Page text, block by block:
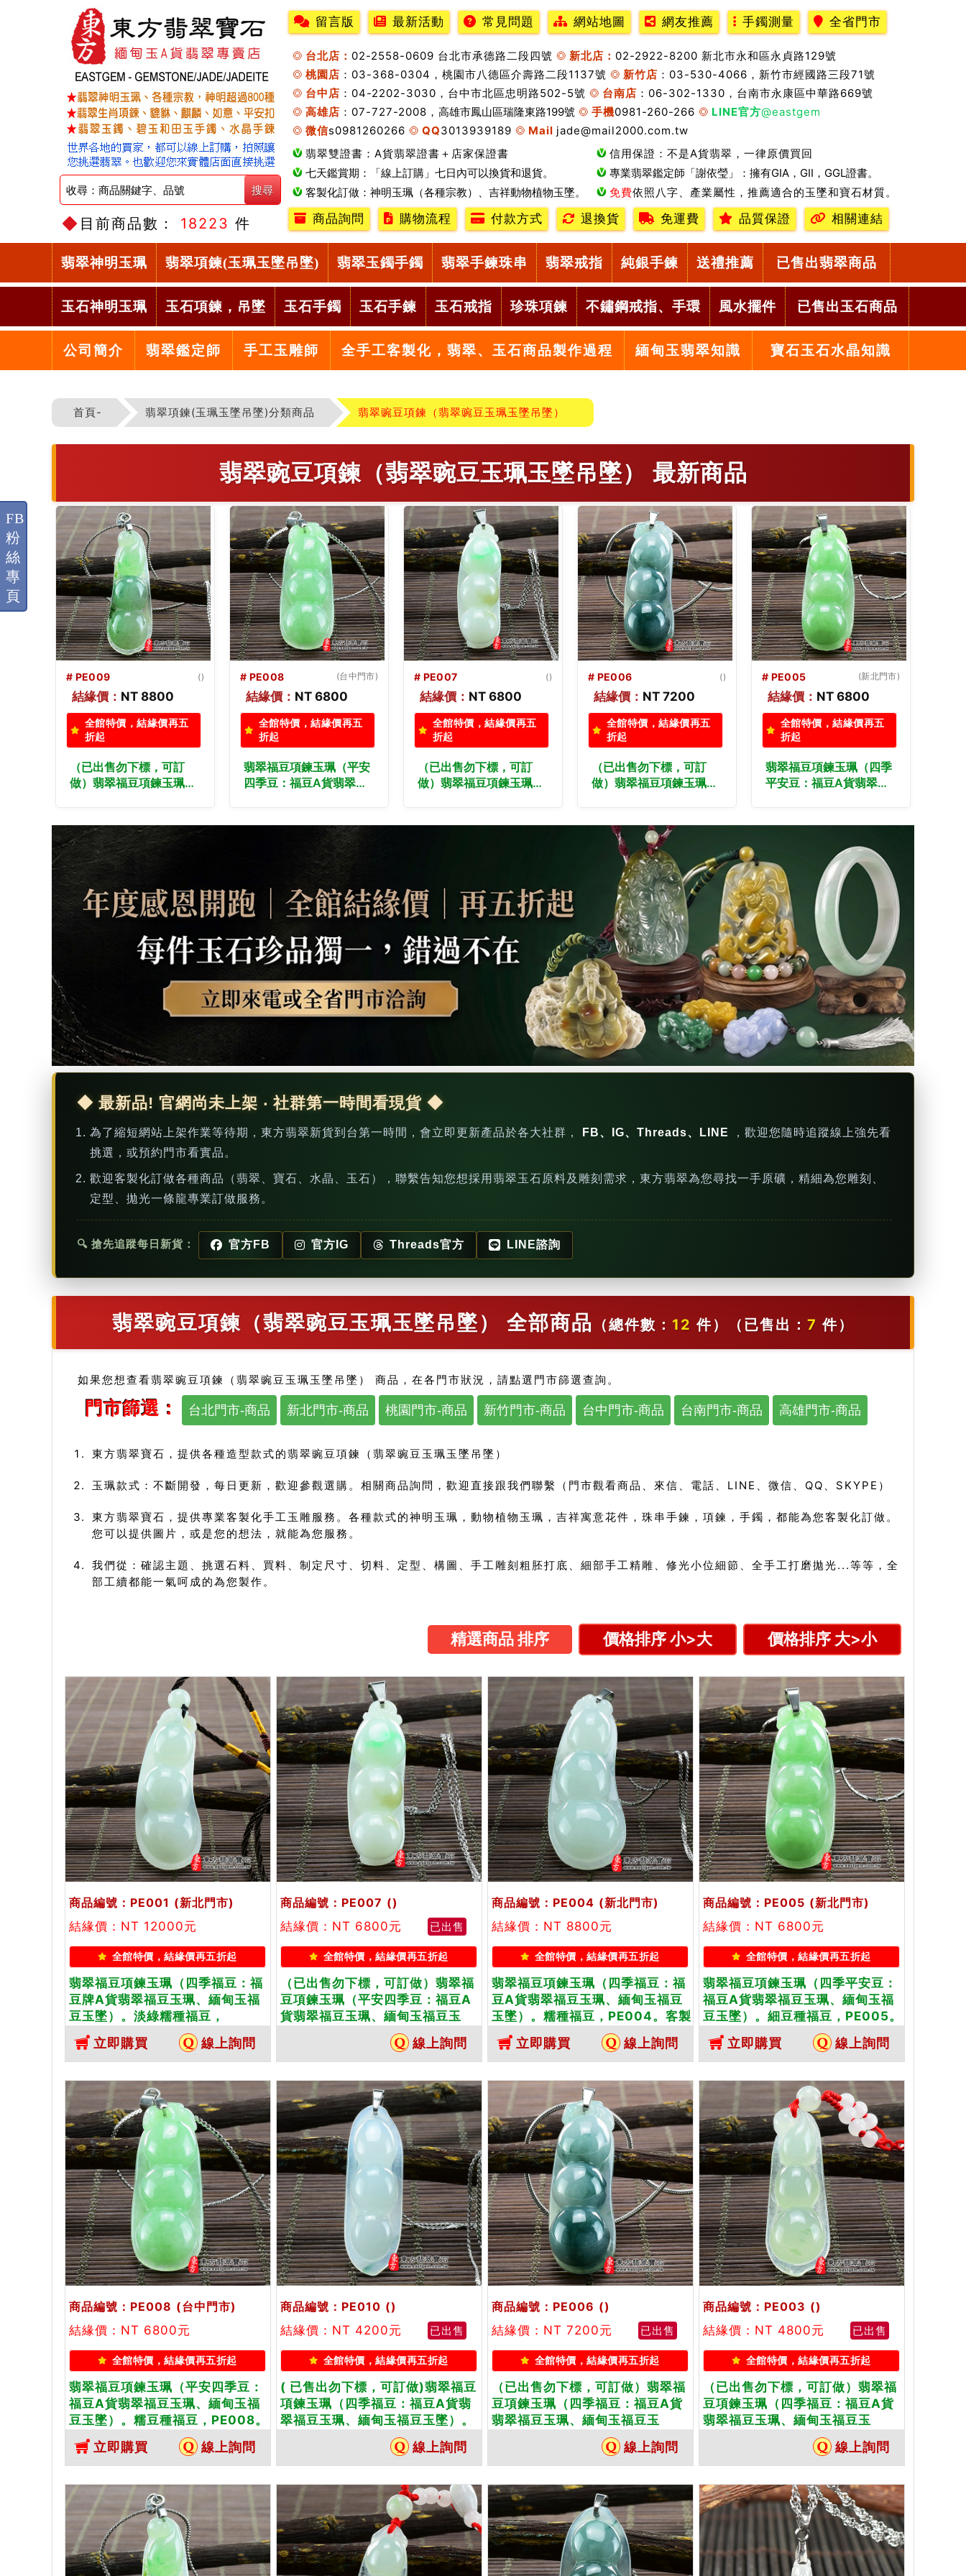
目前商品數： 18223 件
留言版 最新活動 常見問題 網站地圖 網友推薦 手鐲測量 全省門市
台北店： 02-2558-0609 台北市承德路二段四號 新北店： 02-2922-8200 新北市永和區永貞路129號
桃園店 ：03-368-0304，桃園市八德區介壽路二段1137號 新竹店 ：03-530-4066，新竹市經國路三段71號
台中店 ：04-2202-3030，台中市北區忠明路502-5號 台南店 ：06-302-1330，台南市永康區中華路669號
高雄店 ：07-727-2008， 高雄市鳳山區瑞隆東路199號 手機0981-260-266 LINE官方@eastgem
微信s0981260266 QQ3013939189 Mail jade@mail2000.com.tw
翡翠雙證書：A貨翡翠證書＋店家保證書
信用保證：不是A貨翡翠，一律原價買回
七天鑑賞期：「線上訂購」七日內可以換貨和退貨。
專業翡翠鑑定師「謝依瑩」：擁有GIA，GII，GGL證書。
客製化訂做：神明玉珮（各種宗教）、吉祥動物植物玉墜。
免費依照八字、產業屬性，推薦適合的玉墜和寶石材質。
商品詢問
購物流程 付款方式 退換貨 免運費 品質保證 相關連結
翡翠神明玉珮 翡翠項鍊(玉珮玉墜吊墜) 翡翠玉鐲手鐲 翡翠手鍊珠串 翡翠戒指 純銀手鍊 送禮推薦 已售出翡翠商品
玉石神明玉珮 玉石項鍊，吊墜 玉石手鐲 玉石手鍊 玉石戒指 珍珠項鍊 不鏽鋼戒指、手環 風水擺件 已售出玉石商品
公司簡介 翡翠鑑定師 手工玉雕師 全手工客製化，翡翠、玉石商品製作過程 緬甸玉翡翠知識 寶石玉石水晶知識
首頁- 翡翠項鍊(玉珮玉墜吊墜)分類商品 翡翠豌豆項鍊（翡翠豌豆玉珮玉墜吊墜）
翡翠豌豆項鍊（翡翠豌豆玉珮玉墜吊墜） 最新商品
# PE008 (台中門市)
結緣價： NT 6800
全館特價，結緣價再五
折起
翡翠福豆項鍊玉珮（平安
四季豆：福豆A貨翡翠福
PE008。客製化訂做各種
翡翠福豆吊墜玉珮項鍊。
★附A貨翡翠雙證書
# PE007 ()
結緣價： NT 6800
全館特價，結緣價再五
折起
（已出售勿下標，可訂
做）翡翠福豆項鍊玉珮
豆玉墜）。白底青福豆，
PE007。客製化訂做各種
翡翠福豆吊墜玉珮項鍊。
★附A貨翡翠雙證書
# PE006 ()
結緣價： NT 7200
全館特價，結緣價再五
折起
（已出售勿下標，可訂
做）翡翠福豆項鍊玉珮
翠雙證書
# PE005 (新北門市)
結緣價： NT 6800
全館特價，結緣價再五
折起
翡翠福豆項鍊玉珮（四季
平安豆：福豆A貨翡翠福
PE005。客製化訂做各種
翡翠福豆吊墜玉珮項鍊。
★附A貨翡翠雙證書
# PE004 (新北門市)
結緣價： NT 8800
全館特價，結緣價再五
折起
翡翠福豆項鍊玉珮（四季
福豆：福豆A貨翡翠福豆
翡翠福豆吊墜玉珮項鍊。
★附A貨翡翠雙證書
◆ 最新品! 官網尚未上架 ‧ 社群第一時間看現貨 ◆
為了縮短網站上架作業等待期，東方翡翠新貨到台第一時間，會立即更新產品於各大社群， FB、IG、Threads、LINE
，歡迎您隨時追蹤線上強先看
挑選，或預約門市看實品。
歡迎客製化訂做各種商品（翡翠、寶石、水晶、玉石），聯繫告知您想採用翡翠玉石原料及雕刻需求，東方翡翠為您尋找一手原礦，精細為您雕刻、
定型、拋光一條龍專業訂做服務。
🔍 搶先追蹤每日新貨： 官方FB 官方IG Threads官方 LINE諮詢
翡翠豌豆項鍊（翡翠豌豆玉珮玉墜吊墜） 全部商品 （總件數： 12 件） （已售出： 7 件）
如果您想查看翡翠豌豆項鍊（翡翠豌豆玉珮玉墜吊墜） 商品，在各門市狀況，請點選門市篩選查詢。
門市篩選： 台北門市-商品 新北門市-商品 桃園門市-商品 新竹門市-商品 台中門市-商品 台南門市-商品 高雄門市-商品
東方翡翠寶石，提供各種造型款式的翡翠豌豆項鍊（翡翠豌豆玉珮玉墜吊墜）
玉珮款式：不斷開發，每日更新，歡迎參觀選購。相關商品詢問，歡迎直接跟我們聯繫（門市觀看商品、來信、電話、LINE、微信、QQ、SKYPE）
東方翡翠寶石，提供專業客製化手工玉雕服務。各種款式的神明玉珮，動物植物玉珮，吉祥寓意花件，珠串手鍊，項鍊，手鐲，都能為您客製化訂做。
您可以提供圖片，或是您的想法，就能為您服務。
我們從：確認主題、挑選石料、買料、制定尺寸、切料、定型、構圖、手工雕刻粗胚打底、細部手工精雕、修光小位細節、全手工打磨拋光...等等，全
部工續都能一氣呵成的為您製作。
精選商品 排序 價格排序 小>大 價格排序 大>小
商品編號：PE001 (新北門市)
結緣價：NT 12000元
全館特價，結緣價再五折起
翡翠福豆項鍊玉珮（四季福豆：福
豆牌A貨翡翠福豆玉珮、緬甸玉福
豆玉墜）。淡綠糯種福豆，
PE001。客製化訂做各種翡翠福豆
吊墜玉珮項鍊。★附A貨翡翠雙證
書
立即購買 線上詢問
商品編號：PE007 ()
結緣價：NT 6800元
已出售
全館特價，結緣價再五折起
（已出售勿下標，可訂做）翡翠福
豆項鍊玉珮（平安四季豆：福豆A
貨翡翠福豆玉珮、緬甸玉福豆玉
墜）。白底青福豆，PE007。客製
化訂做各種翡翠福豆吊墜玉珮項
鍊。★附A貨翡翠雙證書
線上詢問
商品編號：PE004 (新北門市)
結緣價：NT 8800元
全館特價，結緣價再五折起
翡翠福豆項鍊玉珮（四季福豆：福
豆A貨翡翠福豆玉珮、緬甸玉福豆
玉墜）。糯種福豆，PE004。客製
化訂做各種翡翠福豆吊墜玉珮項
鍊。★附A貨翡翠雙證書
立即購買 線上詢問
商品編號：PE005 (新北門市)
結緣價：NT 6800元
全館特價，結緣價再五折起
翡翠福豆項鍊玉珮（四季平安豆：
福豆A貨翡翠福豆玉珮、緬甸玉福
豆玉墜）。細豆種福豆，PE005。
客製化訂做各種翡翠福豆吊墜玉珮
項鍊。★附A貨翡翠雙證書
立即購買 線上詢問
商品編號：PE008 (台中門市)
結緣價：NT 6800元
全館特價，結緣價再五折起
翡翠福豆項鍊玉珮（平安四季豆：
福豆A貨翡翠福豆玉珮、緬甸玉福
豆玉墜）。糯豆種福豆，PE008。
客製化訂做各種翡翠福豆吊墜玉珮
項鍊。★附A貨翡翠雙證書
立即購買 線上詢問
商品編號：PE010 ()
結緣價：NT 4200元
已出售
全館特價，結緣價再五折起
( 已售出勿下標，可訂做)翡翠福豆
項鍊玉珮（四季福豆：福豆A貨翡
翠福豆玉珮、緬甸玉福豆玉墜）。
糯種白翡福豆，PE010。客製化訂
做各種翡翠福豆吊墜玉珮項鍊。★
附A貨翡翠雙證書
線上詢問
商品編號：PE006 ()
結緣價：NT 7200元
已出售
全館特價，結緣價再五折起
（已出售勿下標，可訂做）翡翠福
豆項鍊玉珮（四季福豆：福豆A貨
翡翠福豆玉珮、緬甸玉福豆玉
墜）。油青種帶湖水藍飄綠花福
豆，PE006。客製化訂做各種翡翠
福豆吊墜玉珮項鍊。★附A貨翡翠
雙證書
線上詢問
商品編號：PE003 ()
結緣價：NT 4800元
已出售
全館特價，結緣價再五折起
（已出售勿下標，可訂做）翡翠福
豆項鍊玉珮（四季福豆：福豆A貨
翡翠福豆玉珮、緬甸玉福豆玉
墜）。糯種福豆，PE003。客製化
訂做各種翡翠福豆吊墜玉珮項鍊。
★附A貨翡翠雙證書
線上詢問
FB
粉
絲
專
頁